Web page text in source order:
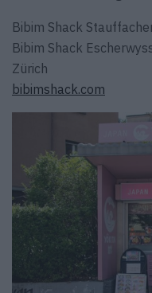
Bibim Shack
Bibim Shack
Zürich
bibimshack.com